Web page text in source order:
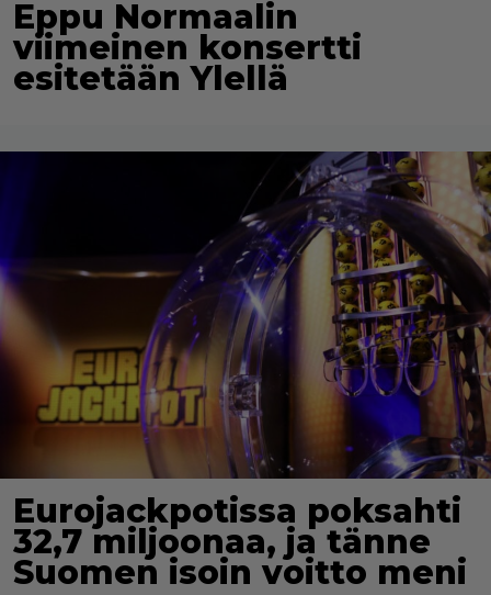
Eppu Normaalin
viimeinen konsertti
esitetään Ylellä
Eurojackpotissa poksahti
32,7 miljoonaa, ja tänne
Suomen isoin voitto meni